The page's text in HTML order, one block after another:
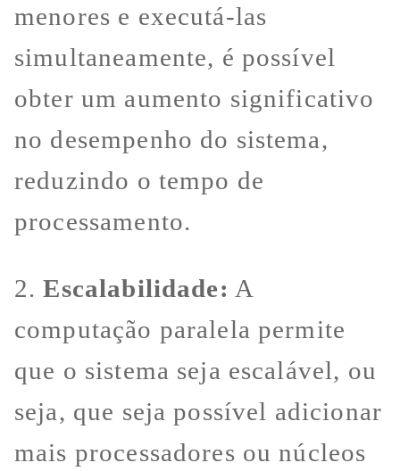
menores e executá-las
simultaneamente, é possível
obter um aumento significativo
no desempenho do sistema,
reduzindo o tempo de
processamento.
2.Escalabilidade: A
computação paralela permite
que o sistema seja escalável, ou
seja, que seja possível adicionar
mais processadores ou núcleos